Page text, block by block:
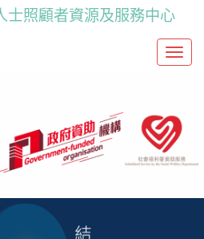
士照顧者資源及服務中心
T
e
n
v